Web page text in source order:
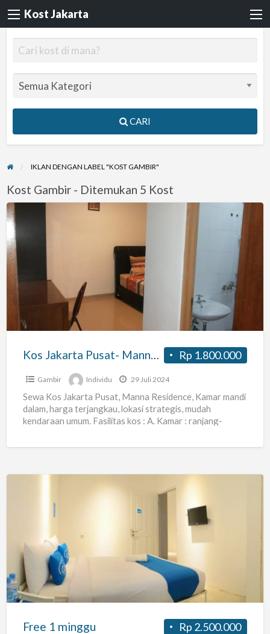
Kost Jakarta
CARI
IKLAN DENGAN LABEL "KOST GAMBIR"
Kost Gambir - Ditemukan 5 Kost
Kos
Jakarta
Pusat-
Manna
Residence-
mandi
harga
terjangkau.
Rp 1.800.000
Kos Jakarta Pusat- Manna Residence- Kamar mandi dalam, harga terjangkau.
Gambir Individu 29 Juli 2024
Sewa Kos Jakarta Pusat, Manna Residence, Kamar mandi
dalam, harga terjangkau, lokasi strategis, mudah
kendaraan umum. Fasilitas kos : A. Kamar : ranjang-
Rp 2.500.000
Free 1 minggu